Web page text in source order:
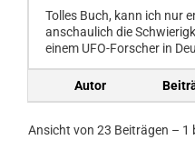
Tolles Buch, kann ich nur
anschaulich die
einem UFO-Forscher in
Autor
Ansicht von 23 Beiträgen – 1